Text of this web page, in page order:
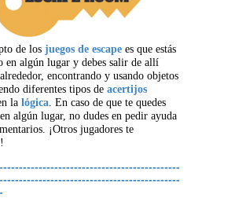
de los juegos de escape es que estás
en algún lugar y debes salir de allí
encontrando y usando objetos
diferentes tipos de acertijos
la lógica. En caso de que te quedes
algún lugar, no dudes en pedir ayuda
¡Otros jugadores te